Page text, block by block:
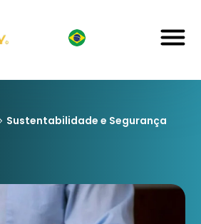
Sustentabilidade e Segurança